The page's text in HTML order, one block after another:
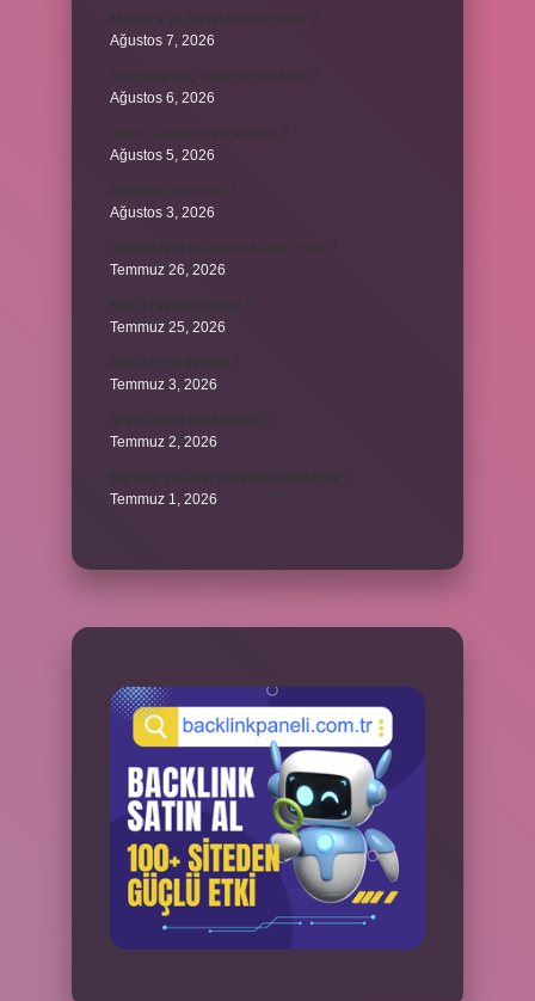
Ağustos 7, 2026
Ağustos 6, 2026
Ağustos 5, 2026
Ağustos 3, 2026
Temmuz 26, 2026
Temmuz 25, 2026
Temmuz 3, 2026
Temmuz 2, 2026
Temmuz 1, 2026